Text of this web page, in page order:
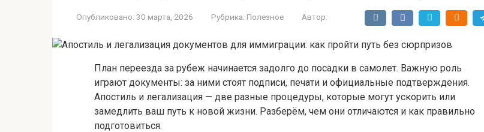
Опубликовано: 30 марта, 2026 Рубрика: Полезное Автор:
План переезда за рубеж начинается задолго до посадки в самолет. Важную роль
играют документы: за ними стоят подписи, печати и официальные подтверждения.
Апостиль и легализация — две разные процедуры, которые могут ускорить или
замедлить ваш путь к новой жизни. Разберём, чем они отличаются и как правильно
подготовиться.